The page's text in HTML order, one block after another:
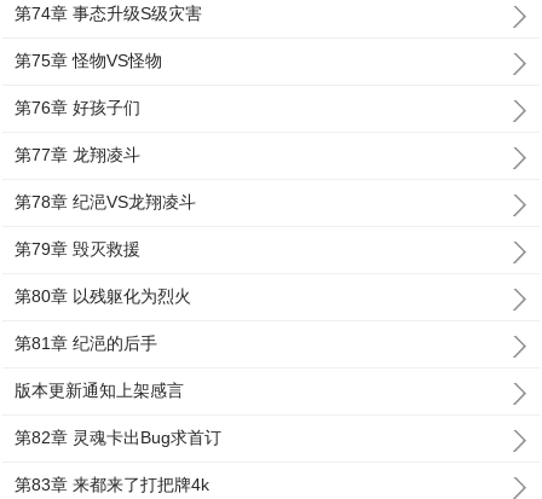
第74章 事态升级S级灾害
第75章 怪物VS怪物
第76章 好孩子们
第77章 龙翔凌斗
第78章 纪浥VS龙翔凌斗
第79章 毁灭救援
第80章 以残躯化为烈火
第81章 纪浥的后手
版本更新通知上架感言
第82章 灵魂卡出Bug求首订
第83章 来都来了打把牌4k